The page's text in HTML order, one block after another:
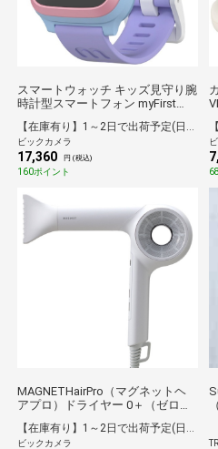
スマートウォッチ キッズ見守り腕
時計型スマートフォン myFirst
Fone S3（マイファーストフォン
エススリー） コットンキャンディ
KW1401SC-CC01
【在庫有り】1～2日で出荷予定(日付指定可)
ビックカメラ
17,360 円 (税込)
160ポイント
MAGNETHairPro（マグネットヘ
アプロ）ドライヤー 0＋（ゼロプ
【在庫有り】1～2日で出荷予定(日付指定可)
ビックカメラ